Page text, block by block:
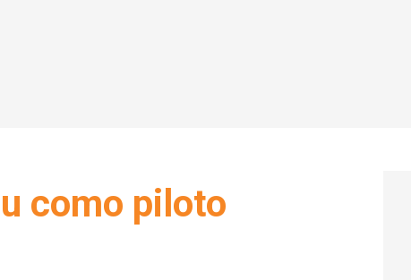
como piloto